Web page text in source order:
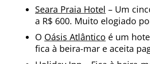
Seara Praia Hotel – Um
a R$ 600. Muito elogiado
O Oásis Atlântico é um
fica à beira-mar e aceita